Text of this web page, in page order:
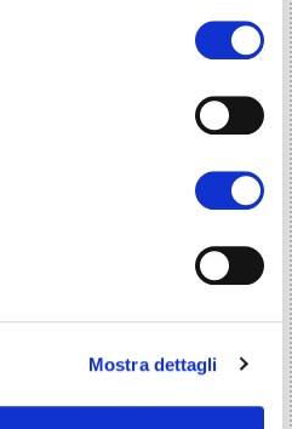
Mostra dettagli